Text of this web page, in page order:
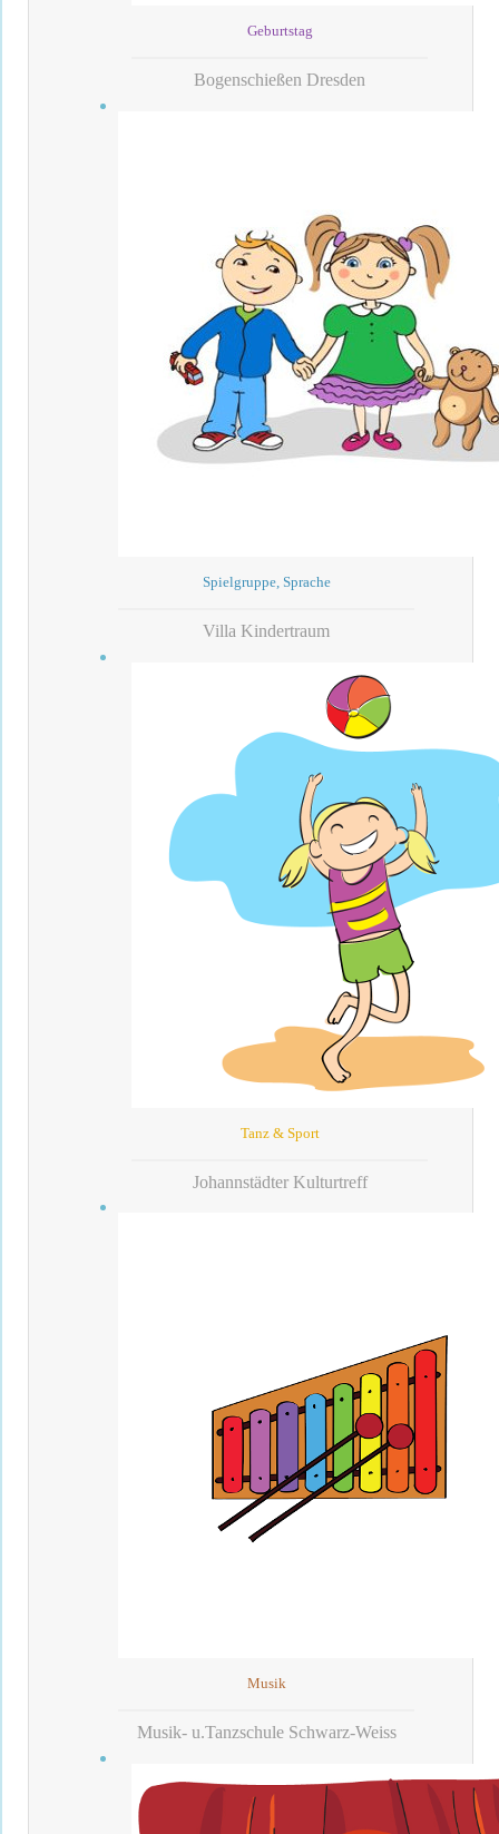
Geburtstag
Bogenschießen Dresden
Spielgruppe, Sprache
Villa Kindertraum
Tanz & Sport
Johannstädter Kulturtreff
Musik
Musik- u.Tanzschule Schwarz-Weiss